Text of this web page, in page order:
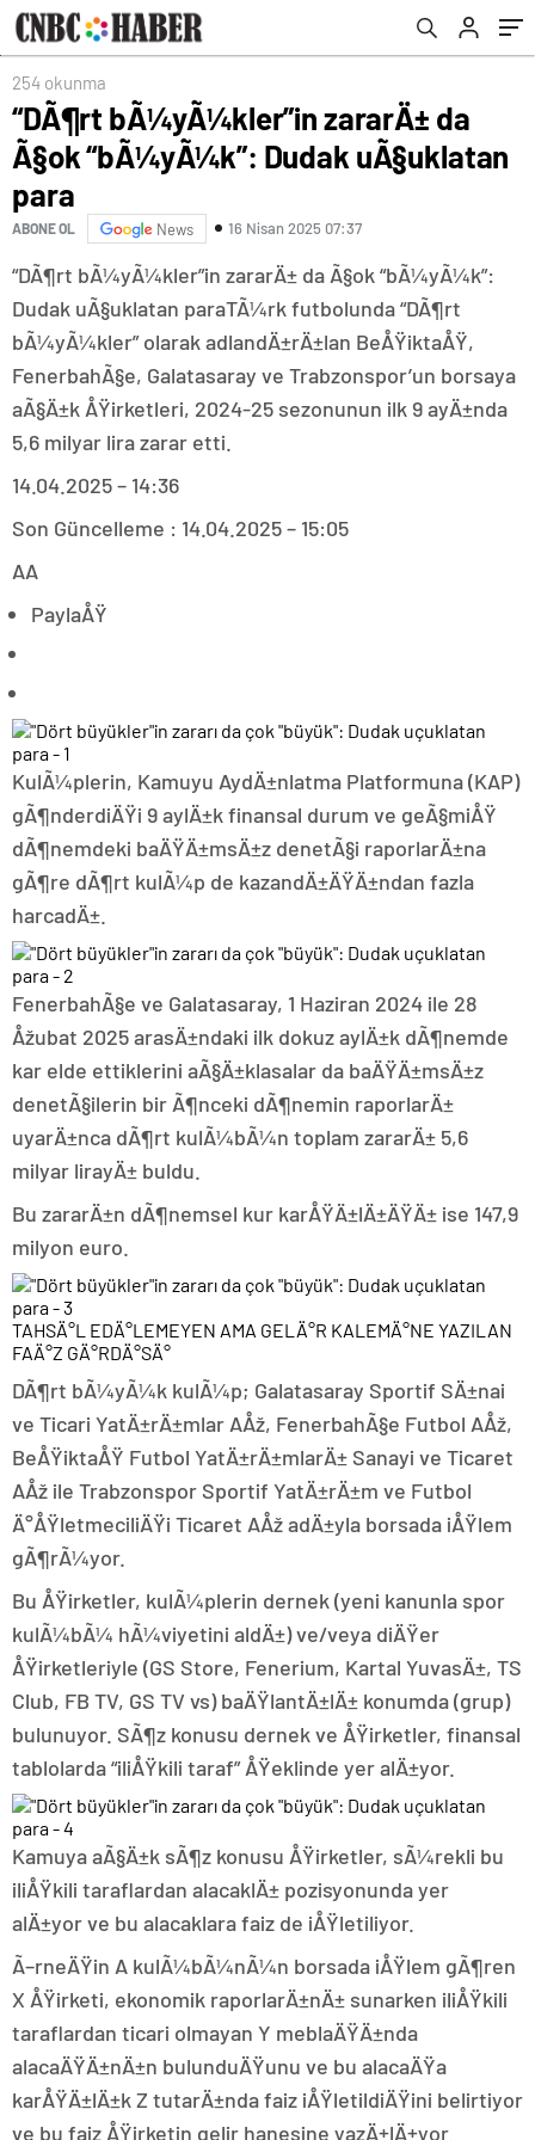
254 okunma
“DÃ¶rt bÃ¼yÃ¼kler”in zararÄ± da
Ã§ok “bÃ¼yÃ¼k”: Dudak uÃ§uklatan
para
ABONE OL News 16 Nisan 2025 07:37
“DÃ¶rt bÃ¼yÃ¼kler”in zararÄ± da Ã§ok “bÃ¼yÃ¼k”:
Dudak uÃ§uklatan paraTÃ¼rk futbolunda “DÃ¶rt
bÃ¼yÃ¼kler” olarak adlandÄ±rÄ±lan BeÅŸiktaÅŸ,
FenerbahÃ§e, Galatasaray ve Trabzonspor’un borsaya
aÃ§Ä±k ÅŸirketleri, 2024-25 sezonunun ilk 9 ayÄ±nda
5,6 milyar lira zarar etti.
14.04.2025 – 14:36
Son Güncelleme : 14.04.2025 – 15:05
AA
PaylaÅŸ
KulÃ¼plerin, Kamuyu AydÄ±nlatma Platformuna (KAP)
gÃ¶nderdiÄŸi 9 aylÄ±k finansal durum ve geÃ§miÅŸ
dÃ¶nemdeki baÄŸÄ±msÄ±z denetÃ§i raporlarÄ±na
gÃ¶re dÃ¶rt kulÃ¼p de kazandÄ±ÄŸÄ±ndan fazla
harcadÄ±.
FenerbahÃ§e ve Galatasaray, 1 Haziran 2024 ile 28
Åžubat 2025 arasÄ±ndaki ilk dokuz aylÄ±k dÃ¶nemde
kar elde ettiklerini aÃ§Ä±klasalar da baÄŸÄ±msÄ±z
denetÃ§ilerin bir Ã¶nceki dÃ¶nemin raporlarÄ±
uyarÄ±nca dÃ¶rt kulÃ¼bÃ¼n toplam zararÄ± 5,6
milyar lirayÄ± buldu.
Bu zararÄ±n dÃ¶nemsel kur karÅŸÄ±lÄ±ÄŸÄ± ise 147,9
milyon euro.
TAHSÄ°L EDÄ°LEMEYEN AMA GELÄ°R KALEMÄ°NE YAZILAN
FAÄ°Z GÄ°RDÄ°SÄ°
DÃ¶rt bÃ¼yÃ¼k kulÃ¼p; Galatasaray Sportif SÄ±nai
ve Ticari YatÄ±rÄ±mlar AÅž, FenerbahÃ§e Futbol AÅž,
BeÅŸiktaÅŸ Futbol YatÄ±rÄ±mlarÄ± Sanayi ve Ticaret
AÅž ile Trabzonspor Sportif YatÄ±rÄ±m ve Futbol
Ä°ÅŸletmeciliÄŸi Ticaret AÅž adÄ±yla borsada iÅŸlem
gÃ¶rÃ¼yor.
Bu ÅŸirketler, kulÃ¼plerin dernek (yeni kanunla spor
kulÃ¼bÃ¼ hÃ¼viyetini aldÄ±) ve/veya diÄŸer
ÅŸirketleriyle (GS Store, Fenerium, Kartal YuvasÄ±, TS
Club, FB TV, GS TV vs) baÄŸlantÄ±lÄ± konumda (grup)
bulunuyor. SÃ¶z konusu dernek ve ÅŸirketler, finansal
tablolarda “iliÅŸkili taraf” ÅŸeklinde yer alÄ±yor.
Kamuya aÃ§Ä±k sÃ¶z konusu ÅŸirketler, sÃ¼rekli bu
iliÅŸkili taraflardan alacaklÄ± pozisyonunda yer
alÄ±yor ve bu alacaklara faiz de iÅŸletiliyor.
Ã–rneÄŸin A kulÃ¼bÃ¼nÃ¼n borsada iÅŸlem gÃ¶ren
X ÅŸirketi, ekonomik raporlarÄ±nÄ± sunarken iliÅŸkili
taraflardan ticari olmayan Y meblaÄŸÄ±nda
alacaÄŸÄ±nÄ±n bulunduÄŸunu ve bu alacaÄŸa
karÅŸÄ±lÄ±k Z tutarÄ±nda faiz iÅŸletildiÄŸini belirtiyor
ve bu faiz ÅŸirketin gelir hanesine yazÄ±lÄ±yor.